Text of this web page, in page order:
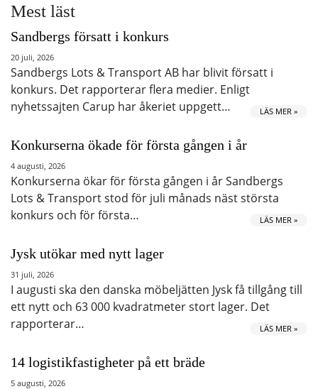
Mest läst
Sandbergs försatt i konkurs
20 juli, 2026
Sandbergs Lots & Transport AB har blivit försatt i
konkurs. Det rapporterar flera medier. Enligt
nyhetssajten Carup har åkeriet uppgett…
LÄS MER »
Konkurserna ökade för första gången i år
4 augusti, 2026
Konkurserna ökar för första gången i år Sandbergs
Lots & Transport stod för juli månads näst största
konkurs och för första…
LÄS MER »
Jysk utökar med nytt lager
31 juli, 2026
I augusti ska den danska möbeljätten Jysk få tillgång till
ett nytt och 63 000 kvadratmeter stort lager. Det
rapporterar…
LÄS MER »
14 logistikfastigheter på ett bräde
5 augusti, 2026